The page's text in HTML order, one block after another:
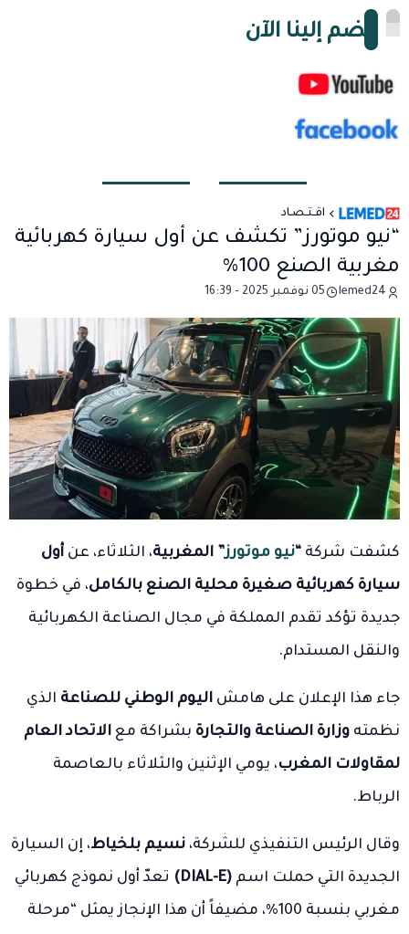
انضم إلينا الآن
اقـتـصـاد
“نيو موتورز” تكشف عن أول سيارة كهربائية
مغربية الصنع 100%
lemed24 05 نوفمبر 2025 - 16:39
كشفت شركة “نيو موتورز” المغربية، الثلاثاء، عن أول
سيارة كهربائية صغيرة محلية الصنع بالكامل، في خطوة
جديدة تؤكد تقدم المملكة في مجال الصناعة الكهربائية
والنقل المستدام.
جاء هذا الإعلان على هامش اليوم الوطني للصناعة الذي
نظمته وزارة الصناعة والتجارة بشراكة مع الاتحاد العام
لمقاولات المغرب، يومي الإثنين والثلاثاء بالعاصمة
الرباط.
وقال الرئيس التنفيذي للشركة، نسيم بلخياط، إن السيارة
الجديدة التي حملت اسم (DIAL-E)
تعدّ أول نموذج كهربائي
مغربي بنسبة 100%، مضيفاً أن هذا الإنجاز يمثل “مرحلة